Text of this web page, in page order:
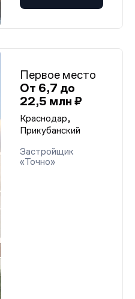
Первое место
От 6,7 до
22,5 млн ₽
Краснодар,
Прикубанский
Застройщик
«Точно»